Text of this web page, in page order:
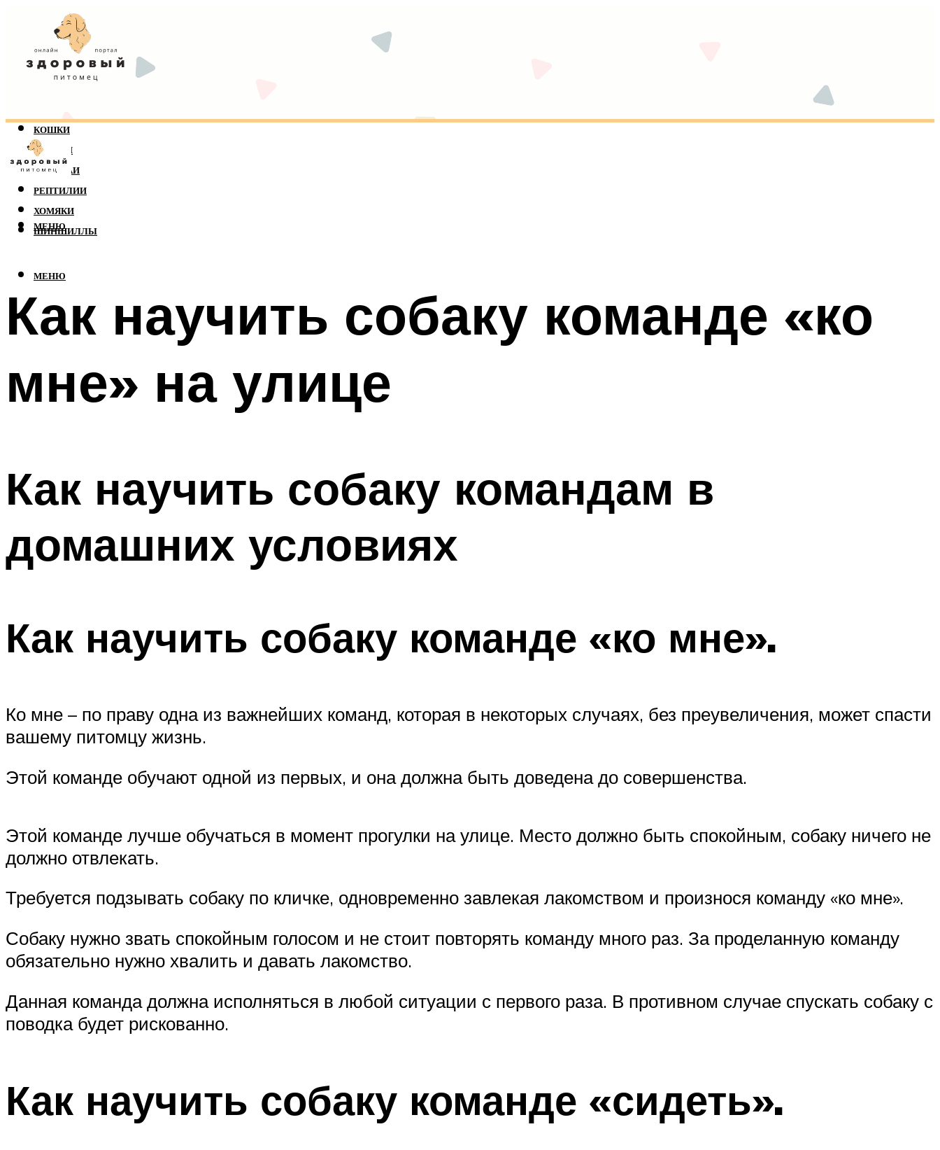
КОШКИ
СОБАКИ
ПОПУГАИ
РЕПТИЛИИ
ХОМЯКИ
ШИНШИЛЛЫ
МЕНЮ
МЕНЮ
Как научить собаку команде «ко
мне» на улице
Как научить собаку командам в
домашних условиях
Как научить собаку команде «ко мне».
Ко мне – по праву одна из важнейших команд, которая в некоторых случаях, без преувеличения, может спасти
вашему питомцу жизнь.
Этой команде обучают одной из первых, и она должна быть доведена до совершенства.
Этой команде лучше обучаться в момент прогулки на улице. Место должно быть спокойным, собаку ничего не
должно отвлекать.
Требуется подзывать собаку по кличке, одновременно завлекая лакомством и произнося команду «ко мне».
Собаку нужно звать спокойным голосом и не стоит повторять команду много раз. За проделанную команду
обязательно нужно хвалить и давать лакомство.
Данная команда должна исполняться в любой ситуации с первого раза. В противном случае спускать собаку с
поводка будет рискованно.
Как научить собаку команде «сидеть».